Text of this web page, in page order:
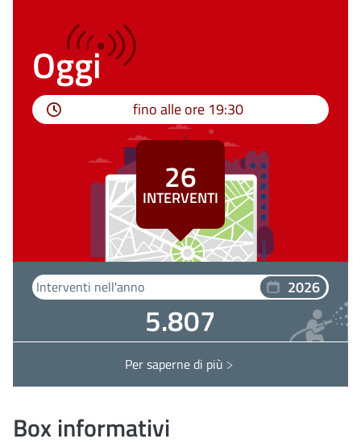
Oggi
fino alle ore 19:30
26
INTERVENTI
Interventi nell'anno 2026
5.807
Per saperne di piùInterventi COMO
Box informativi